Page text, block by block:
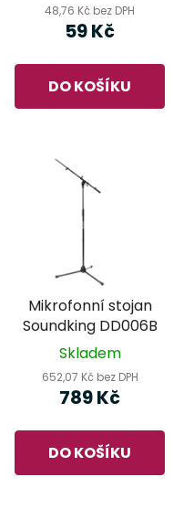
48,76 Kč bez DPH
59 Kč
DO KOŠÍKU
Mikrofonní stojan
Soundking DD006B
Skladem
652,07 Kč bez DPH
789 Kč
DO KOŠÍKU